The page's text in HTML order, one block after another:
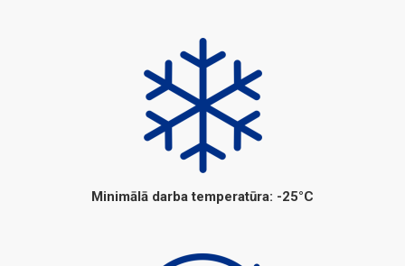
Minimālā darba temperatūra: -25°C